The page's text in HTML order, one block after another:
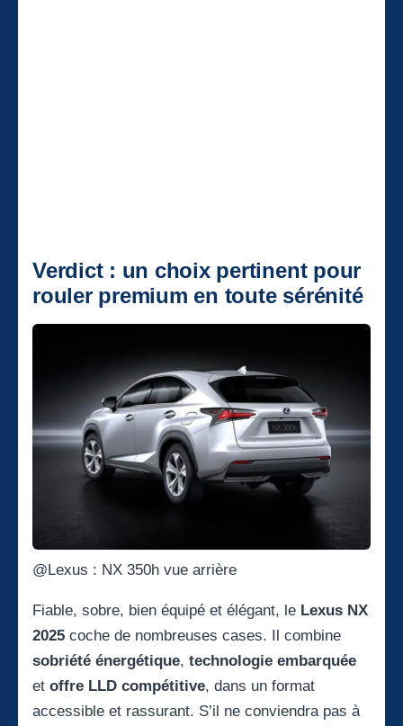
Verdict : un choix pertinent pour
rouler premium en toute sérénité
@Lexus : NX 350h vue arrière
Fiable, sobre, bien équipé et élégant, le Lexus NX
2025 coche de nombreuses cases. Il combine
sobriété énergétique, technologie embarquée
et offre LLD compétitive, dans un format
accessible et rassurant. S’il ne conviendra pas à